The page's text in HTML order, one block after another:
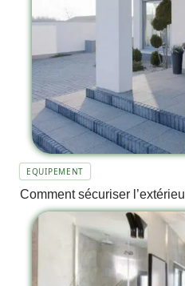
EQUIPEMENT
Comment sécuriser